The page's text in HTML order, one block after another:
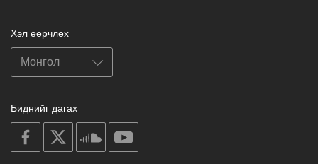
Хэл өөрчлөх
Биднийг дагах
on
facebook
soundcloud